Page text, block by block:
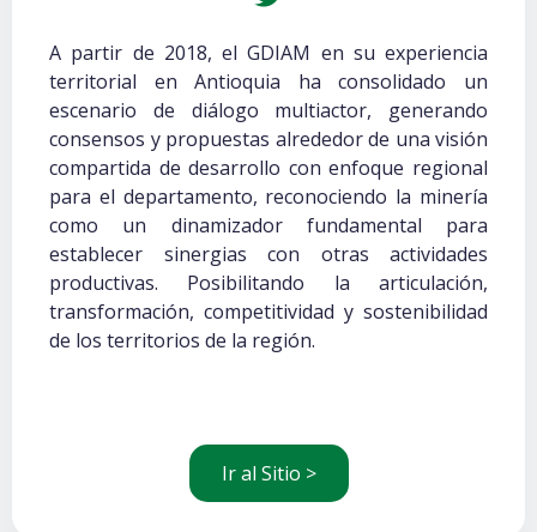
A partir de 2018, el GDIAM en su experiencia
territorial en Antioquia ha consolidado un
escenario de diálogo multiactor, generando
consensos y propuestas alrededor de una visión
compartida de desarrollo con enfoque regional
para el departamento, reconociendo la minería
como un dinamizador fundamental para
establecer sinergias con otras actividades
productivas. Posibilitando la articulación,
transformación, competitividad y sostenibilidad
de los territorios de la región.
Ir al Sitio >